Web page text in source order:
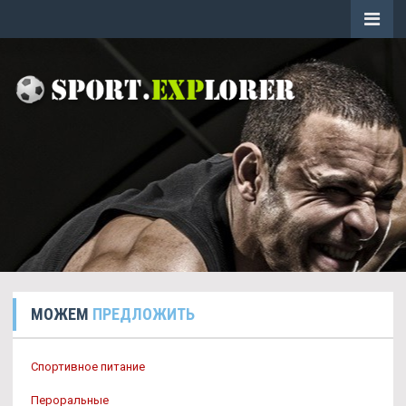
МОЖЕМ ПРЕДЛОЖИТЬ
Спортивное питание
Пероральные